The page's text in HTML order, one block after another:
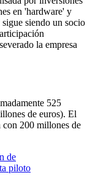
en 'hardware' y
siendo un socio
la empresa
525
de euros). El
con 200 millones de